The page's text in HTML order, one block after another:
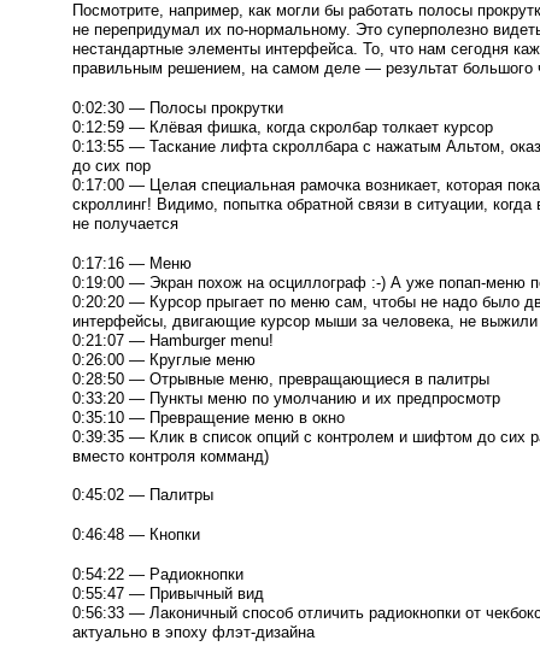
Посмотрите, например, как могли бы работать полосы
не перепридумал их по-нормальному. Это суперполезно
нестандартные элементы интерфейса. То, что нам сегодня
правильным решением, на самом деле — результат большого
0:02:30 — Полосы прокрутки
0:12:59 — Клёвая фишка, когда скролбар толкает курсор
0:13:55 — Таскание лифта скроллбара с нажатым Альтом,
до сих пор
0:17:00 — Целая специальная рамочка возникает, которая
скроллинг! Видимо, попытка обратной связи в ситуации, когда
не получается
0:17:16 — Меню
0:19:00 — Экран похож на осциллограф :-) А уже попап-меню
0:20:20 — Курсор прыгает по меню сам, чтобы не надо было
интерфейсы, двигающие курсор мыши за человека, не выжили
0:21:07 — Hamburger menu!
0:26:00 — Круглые меню
0:28:50 — Отрывные меню, превращающиеся в палитры
0:33:20 — Пункты меню по умолчанию и их предпросмотр
0:35:10 — Превращение меню в окно
0:39:35 — Клик в список опций с контролем и шифтом до сих
вместо контроля комманд)
0:45:02 — Палитры
0:46:48 — Кнопки
0:54:22 — Радиокнопки
0:55:47 — Привычный вид
0:56:33 — Лаконичный способ отличить радиокнопки от
актуально в эпоху флэт-дизайна